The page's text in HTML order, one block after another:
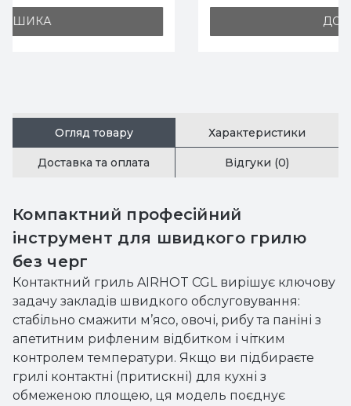
Огляд товару Характеристики
Доставка та оплата Відгуки (0)
Компактний професійний
інструмент для швидкого грилю
без черг
Контактний гриль AIRHOT CGL вирішує ключову
задачу закладів швидкого обслуговування:
стабільно смажити м’ясо, овочі, рибу та паніні з
апетитним рифленим відбитком і чітким
контролем температури. Якщо ви підбираєте
грилі контактні (притискні) для кухні з
обмеженою площею, ця модель поєднує